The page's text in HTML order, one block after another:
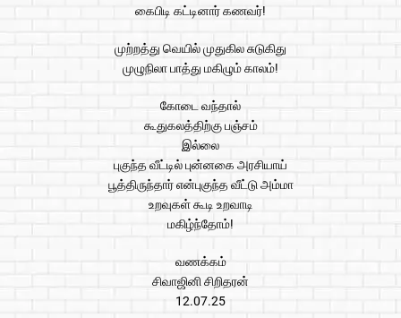
கைபிடி கட்டினார் கணவர்!
முற்றத்து வெயில் முதுகில சுடுகிது
முழுநிலா பாத்து மகிழும் காலம்!
கோடை வந்தால்
கூதுகலத்திற்கு பஞ்சம்
இல்லை
புகுந்த வீட்டில் புன்னகை அரசியாய்
பூத்திருந்தார் என்புகுந்த வீட்டு அம்மா
உறவுகள் கூடி உறவாடி
மகிழ்ந்தோம்!
வணக்கம்
சிவாஜினி சிறிதரன்
12.07.25